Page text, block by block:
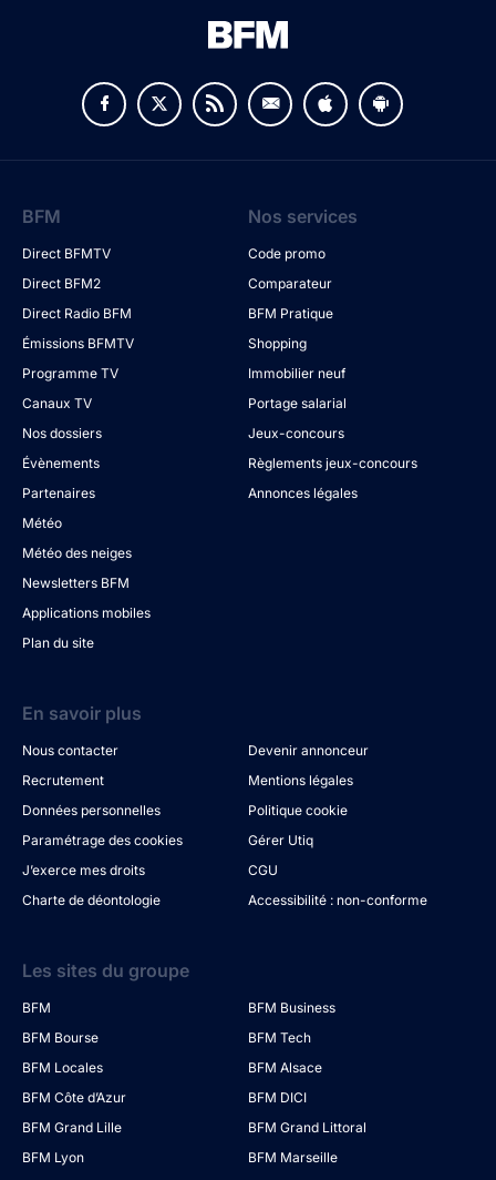
BFM
Direct BFMTV
Direct BFM2
Direct Radio BFM
Émissions BFMTV
Programme TV
Canaux TV
Nos dossiers
Évènements
Partenaires
Météo
Météo des neiges
Newsletters BFM
Applications mobiles
Plan du site
Nos services
Code promo
Comparateur
BFM Pratique
Shopping
Immobilier neuf
Portage salarial
Jeux-concours
Règlements jeux-concours
Annonces légales
En savoir plus
Nous contacter
Devenir annonceur
Recrutement
Mentions légales
Données personnelles
Politique cookie
Paramétrage des cookies
Gérer Utiq
J’exerce mes droits
CGU
Charte de déontologie
Accessibilité : non-conforme
Les sites du groupe
BFM
BFM Business
BFM Bourse
BFM Tech
BFM Locales
BFM Alsace
BFM Côte d’Azur
BFM DICI
BFM Grand Lille
BFM Grand Littoral
BFM Lyon
BFM Marseille